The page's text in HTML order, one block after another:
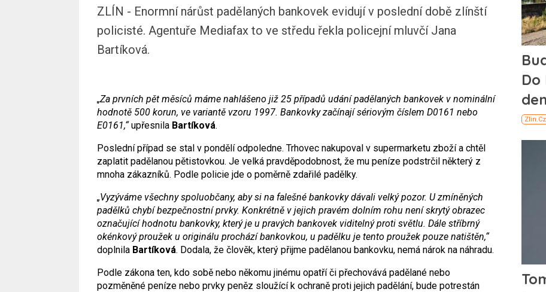
ZLÍN - Enormní nárůst padělaných bankovek evidují v poslední době zlínští
policisté. Agentuře Mediafax to ve středu řekla policejní mluvčí Jana
Bartíková.
„Za prvních pět měsíců máme nahlášeno již 25 případů udání padělaných bankovek v nominální
hodnotě 500 korun, ve variantě vzoru 1997. Bankovky začínají sériovým číslem D0161 nebo
E0161,“upřesnila Bartíková.
Poslední případ se stal v pondělí odpoledne. Trhovec nakupoval v supermarketu zboží a chtěl
zaplatit padělanou pětistovkou. Je velká pravděpodobnost, že mu peníze podstrčil některý z
mnoha zákazníků. Podle policie jde o poměrně zdařilé padělky.
„Vyzýváme všechny spoluobčany, aby si na falešné bankovky dávali velký pozor. U zmíněných
padělků chybí bezpečnostní prvky. Konkrétně v jejich pravém dolním rohu není skrytý obrazec
označující hodnotu bankovky, který je u pravých bankovek viditelný proti světlu. Dále stříbrný
okénkový proužek u originálu prochází bankovkou, u padělku je tento proužek pouze natištěn,“
doplnila Bartíková. Dodala, že člověk, který přijme padělanou bankovku, nemá nárok na náhradu.
Podle zákona ten, kdo sobě nebo někomu jinému opatří či přechovává padělané nebo
pozměněné peníze nebo prvky peněz sloužící k ochraně proti jejich padělání, bude potrestán